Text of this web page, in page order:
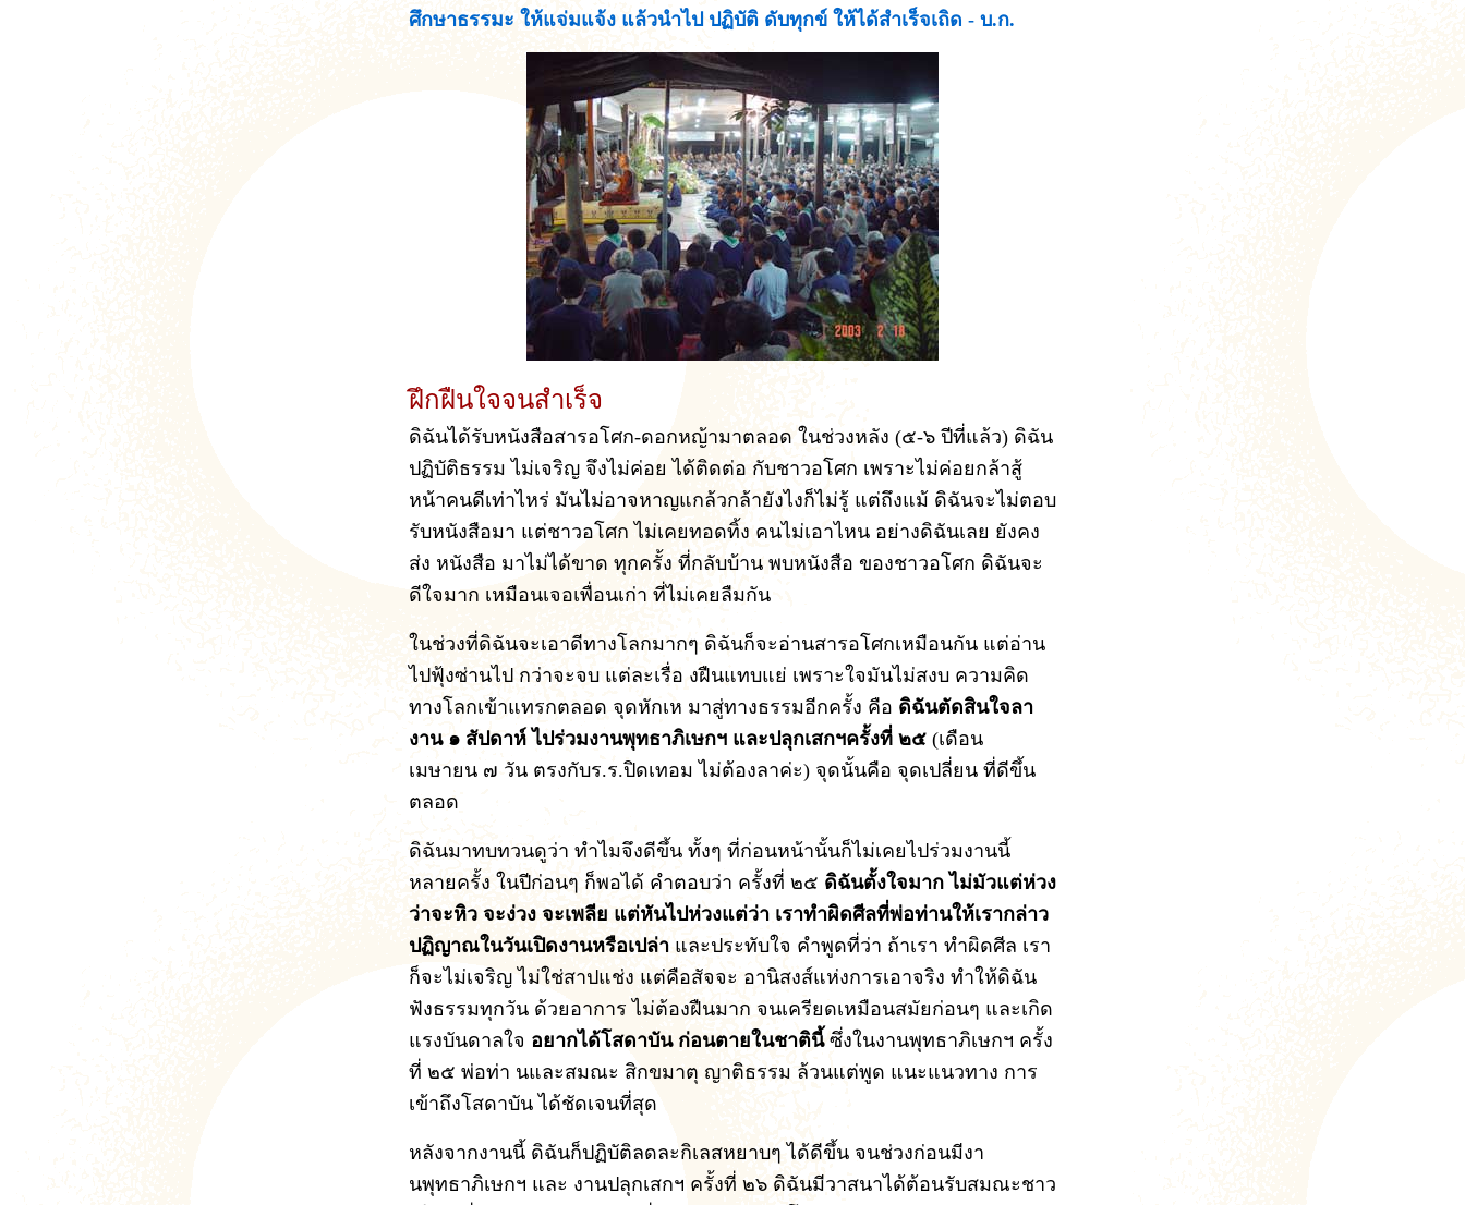
ศึกษาธรรมะ ให้แจ่มแจ้ง แล้วนำไป ปฏิบัติ ดับทุกข์ ให้ได้สำเร็จเถิด - บ.ก.
ฝึกฝืนใจจนสำเร็จ
ดิฉันได้รับหนังสือสารอโศก-ดอกหญ้ามาตลอด ในช่วงหลัง (๕-๖ ปีที่แล้ว) ดิฉัน
ปฏิบัติธรรม ไม่เจริญ จึงไม่ค่อย ได้ติดต่อ กับชาวอโศก เพราะไม่ค่อยกล้าสู้
หน้าคนดีเท่าไหร่ มันไม่อาจหาญแกล้วกล้ายังไงก็ไม่รู้ แต่ถึงแม้ ดิฉันจะไม่ตอบ
รับหนังสือมา แต่ชาวอโศก ไม่เคยทอดทิ้ง คนไม่เอาไหน อย่างดิฉันเลย ยังคง
ส่ง หนังสือ มาไม่ได้ขาด ทุกครั้ง ที่กลับบ้าน พบหนังสือ ของชาวอโศก ดิฉันจะ
ดีใจมาก เหมือนเจอเพื่อนเก่า ที่ไม่เคยลืมกัน
ในช่วงที่ดิฉันจะเอาดีทางโลกมากๆ ดิฉันก็จะอ่านสารอโศกเหมือนกัน แต่อ่าน
ไปฟุ้งซ่านไป กว่าจะจบ แต่ละเรื่อ งฝืนแทบแย่ เพราะใจมันไม่สงบ ความคิด
ทางโลกเข้าแทรกตลอด จุดหักเห มาสู่ทางธรรมอีกครั้ง คือ ดิฉันตัดสินใจลา
งาน ๑ สัปดาห์ ไปร่วมงานพุทธาภิเษกฯ และปลุกเสกฯครั้งที่ ๒๕ (เดือน
เมษายน ๗ วัน ตรงกับร.ร.ปิดเทอม ไม่ต้องลาค่ะ) จุดนั้นคือ จุดเปลี่ยน ที่ดีขึ้น
ตลอด
ดิฉันมาทบทวนดูว่า ทำไมจึงดีขึ้น ทั้งๆ ที่ก่อนหน้านั้นก็ไม่เคยไปร่วมงานนี้
หลายครั้ง ในปีก่อนๆ ก็พอได้ คำตอบว่า ครั้งที่ ๒๕ ดิฉันตั้งใจมาก ไม่มัวแต่ห่วง
ว่าจะหิว จะง่วง จะเพลีย แต่หันไปห่วงแต่ว่า เราทำผิดศีลที่พ่อท่านให้เรากล่าว
ปฏิญาณในวันเปิดงานหรือเปล่า และประทับใจ คำพูดที่ว่า ถ้าเรา ทำผิดศีล เรา
ก็จะไม่เจริญ ไม่ใช่สาปแช่ง แต่คือสัจจะ อานิสงส์แห่งการเอาจริง ทำให้ดิฉัน
ฟังธรรมทุกวัน ด้วยอาการ ไม่ต้องฝืนมาก จนเครียดเหมือนสมัยก่อนๆ และเกิด
แรงบันดาลใจ อยากได้โสดาบัน ก่อนตายในชาตินี้ ซึ่งในงานพุทธาภิเษกฯ ครั้ง
ที่ ๒๕ พ่อท่า นและสมณะ สิกขมาตุ ญาติธรรม ล้วนแต่พูด แนะแนวทาง การ
เข้าถึงโสดาบัน ได้ชัดเจนที่สุด
หลังจากงานนี้ ดิฉันก็ปฏิบัติลดละกิเลสหยาบๆ ได้ดีขึ้น จนช่วงก่อนมีงา
นพุทธาภิเษกฯ และ งานปลุกเสกฯ ครั้งที่ ๒๖ ดิฉันมีวาสนาได้ต้อนรับสมณะชาว